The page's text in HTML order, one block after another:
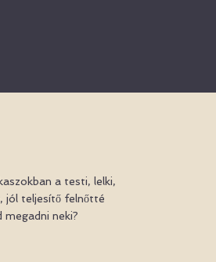
a testi, lelki,
jól teljesítő felnőtté
megadni neki?